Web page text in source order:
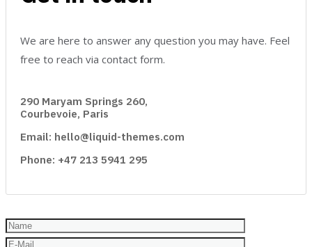
We are here to answer any question you may have. Feel
free to reach via contact form.
290 Maryam Springs 260,
Courbevoie, Paris
Email: hello@liquid-themes.com
Phone: +47 213 5941 295